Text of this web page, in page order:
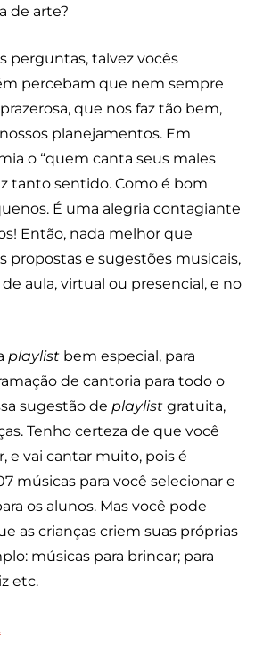
de arte?
perguntas, talvez vocês
percebam que nem sempre
que nos faz tão bem,
planejamentos. Em
o “quem canta seus males
tanto sentido. Como é bom
É uma alegria contagiante
Então, nada melhor que
propostas e sugestões musicais,
aula, virtual ou presencial, e no
playlist bem especial, para
de cantoria para todo o
sugestão de playlist gratuita,
Tenho certeza de que você
e vai cantar muito, pois é
músicas para você selecionar e
os alunos. Mas você pode
as crianças criem suas próprias
músicas para brincar; para
etc.